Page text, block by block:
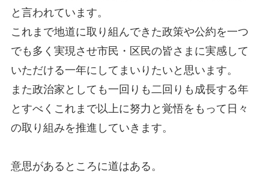
と言われています。
これまで地道に取り組んできた政策や公約を一つ
でも多く実現させ市民・区民の皆さまに実感して
いただける一年にしてまいりたいと思います。
また政治家としても一回りも二回りも成長する年
とすべくこれまで以上に努力と覚悟をもって日々
の取り組みを推進していきます。
意思があるところに道はある。